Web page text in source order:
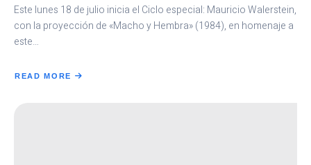
Este lunes 18 de julio inicia el Ciclo especial: Mauricio Walerstein,
con la proyección de «Macho y Hembra» (1984), en homenaje a
este…
READ MORE
ABOUT